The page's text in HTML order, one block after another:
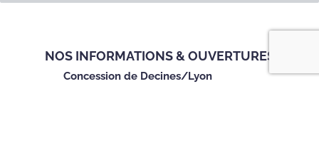
NOS INFORMATIONS & OUVERTURES
Concession de Decines/Lyon